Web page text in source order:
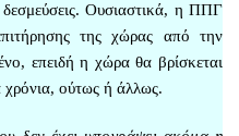
Ουσιαστικά, η ΠΠΓ
της χώρας από την
επειδή η χώρα θα βρίσκεται
χρόνια, ούτως ή άλλως.